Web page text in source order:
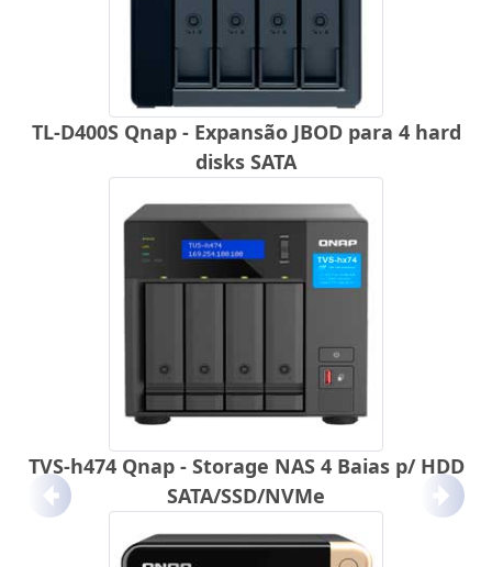
TL-D400S Qnap - Expansão JBOD para 4 hard
disks SATA
TVS-h474 Qnap - Storage NAS 4 Baias p/ HDD
SATA/SSD/NVMe
Anterior